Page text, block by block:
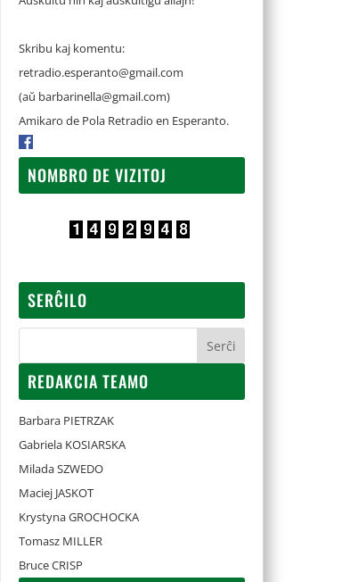
Skribu kaj komentu:
retradio.esperanto@gmail.com
(aŭ barbarinella@gmail.com)
Amikaro de Pola Retradio en Esperanto.
NOMBRO DE VIZITOJ
SERĈILO
REDAKCIA TEAMO
Barbara PIETRZAK
Gabriela KOSIARSKA
Milada SZWEDO
Maciej JASKOT
Krystyna GROCHOCKA
Tomasz MILLER
Bruce CRISP